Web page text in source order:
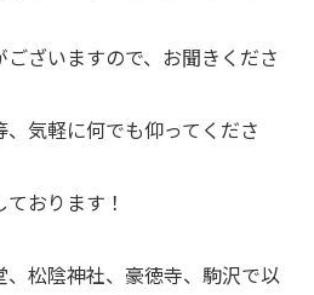
ざいますので、お聞きくださ
気軽に何でも仰ってくださ
おります！
松陰神社、豪徳寺、駒沢で以